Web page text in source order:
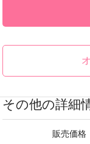
その他の詳細
販売価格